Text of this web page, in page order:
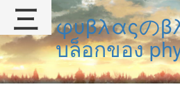
φυβλαςの
บล็อกของ
三